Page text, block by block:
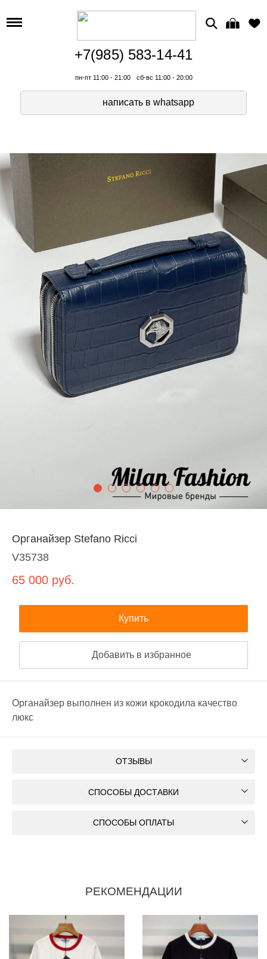
+7(985) 583-14-41
пн-пт 11:00 - 21:00 сб-вс 11:00 - 20:00
написать в whatsapp
Органайзер Stefano Ricci
V35738
65 000 руб.
Купить
Добавить в избранное
Органайзер выполнен из кожи крокодила качество
люкс
ОТЗЫВЫ
СПОСОБЫ ДОСТАВКИ
СПОСОБЫ ОПЛАТЫ
РЕКОМЕНДАЦИИ